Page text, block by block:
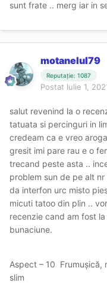
sunt frate .. merg iar in
motanelul79
Reputație: 1087
Postat Iulie 1,
salut revenind la o
tatuata si percinguri in
credeam ca e vreo
gresit imi pare rau e o
trecand peste asta ..
problem sun de pe alt
da interfon urc misto
micuti tatoo din plin ..
recenzie cand am fost
bunaciune.
Aspect – 10 Frumușică,